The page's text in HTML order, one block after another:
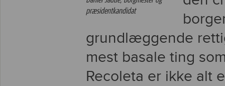
præsidentkandidat
grundlæggende
mest basale ting
Recoleta er ikke alt